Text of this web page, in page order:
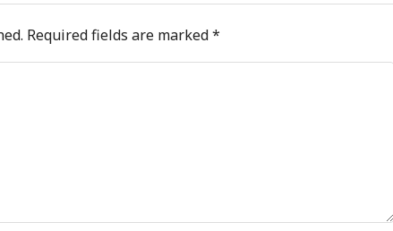
Required fields are marked*